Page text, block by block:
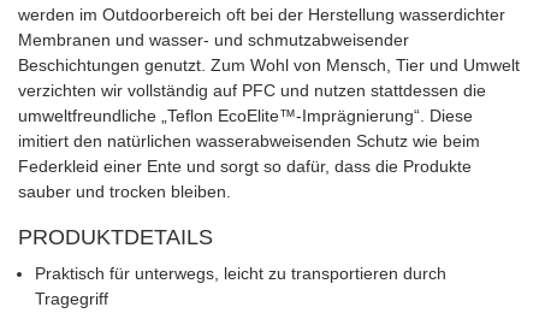
werden im Outdoorbereich oft bei der Herstellung wasserdichter
Membranen und wasser- und schmutzabweisender
Beschichtungen genutzt. Zum Wohl von Mensch, Tier und Umwelt
verzichten wir vollständig auf PFC und nutzen stattdessen die
umweltfreundliche „Teflon EcoElite™-Imprägnierung“. Diese
imitiert den natürlichen wasserabweisenden Schutz wie beim
Federkleid einer Ente und sorgt so dafür, dass die Produkte
sauber und trocken bleiben.
PRODUKTDETAILS
Praktisch für unterwegs, leicht zu transportieren durch
Tragegriff